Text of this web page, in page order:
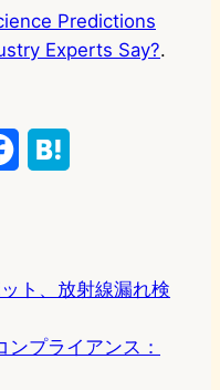
Predictions
Experts Say?.
e
o
e
a
ト、放射線漏れ検
プライアンス：